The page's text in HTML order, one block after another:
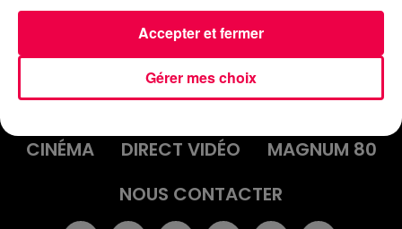
ACCUEIL INFOS
EMISSIONS
AGENDA
JEUX
PODCASTS
CINÉMA
DIRECT VIDÉO
MAGNUM 80
NOUS CONTACTER
Gérer mes choix
Accepter et fermer